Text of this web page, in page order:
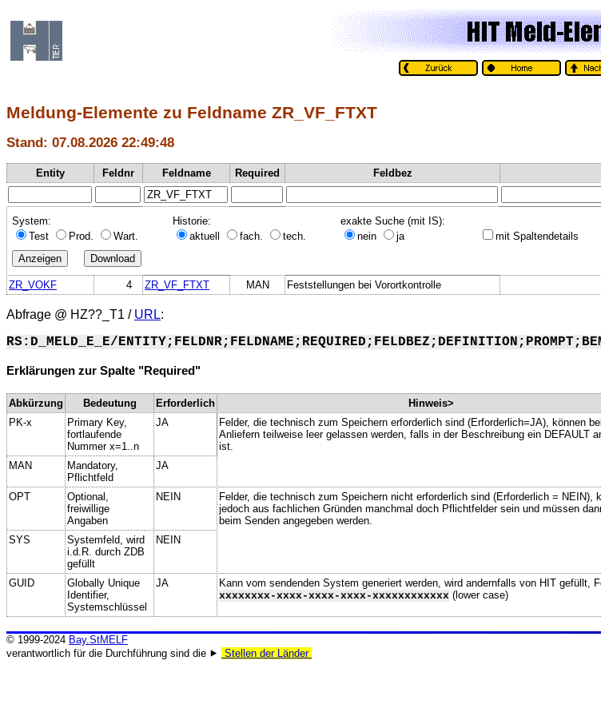
Meldung-Elemente zu Feldname ZR_VF_FTXT
Stand: 07.08.2026 22:49:48
Entity Feldnr Feldname Required Feldbez
System:
Test
Prod. Wart.
Historie:
aktuell
fach. tech.
exakte Suche (mit IS):
nein
ja mit Spaltendetails
ZR_VOKF 4 ZR_VF_FTXT MAN Feststellungen bei Vorortkontrolle
Abfrage @ HZ??_T1 / URL:
RS:D_MELD_E_E/
Erklärungen zur Spalte "Required"
Abkürzung Bedeutung Erforderlich
Hinweis>
PK-x
Primary Key,
fortlaufende
Nummer x=1..n
JA
Felder, die technisch zum Speichern erforderlich sind (Erforderlich=JA), können
Anliefern teilweise leer gelassen werden, falls in der Beschreibung ein DEFAULT
ist.
MAN
Mandatory,
Pflichtfeld
JA
OPT
Optional,
freiwillige
Angaben
NEIN
Felder, die technisch zum Speichern nicht erforderlich sind (Erforderlich = NEIN),
jedoch aus fachlichen Gründen manchmal doch Pflichtfelder sein und müssen
beim Senden angegeben werden.
SYS
Systemfeld, wird
i.d.R. durch ZDB
gefüllt
NEIN
GUID
Globally Unique
Identifier,
Systemschlüssel
JA
Kann vom sendenden System generiert werden, wird andernfalls von HIT gefüllt,
xxxxxxxx-xxxx-xxxx-xxxx-xxxxxxxxxxxx (lower case)
© 1999-2024 Bay.StMELF
verantwortlich für die Durchführung sind die ⯈
Stellen der Länder